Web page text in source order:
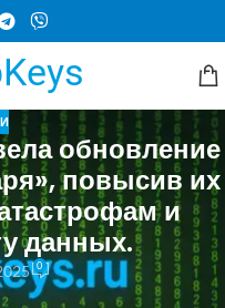
обновление
повысив их
и
данных.
0
Бизнес-приложения VK